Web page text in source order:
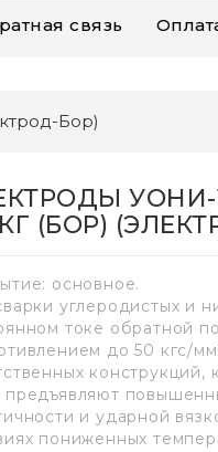
связь
Бор)
УОНИ-
(БОР)
основное.
углеродистых и
токе обратной
до 50 кгс/
конструкций,
и ударной
пониженных